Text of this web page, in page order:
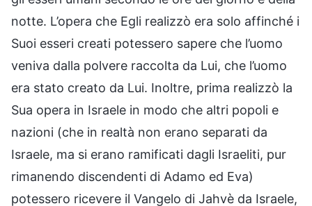
notte. L’opera che Egli realizzò era solo affinché i
Suoi esseri creati potessero sapere che l’uomo
veniva dalla polvere raccolta da Lui, che l’uomo
era stato creato da Lui. Inoltre, prima realizzò la
Sua opera in Israele in modo che altri popoli e
nazioni (che in realtà non erano separati da
Israele, ma si erano ramificati dagli Israeliti, pur
rimanendo discendenti di Adamo ed Eva)
potessero ricevere il Vangelo di Jahvè da Israele,